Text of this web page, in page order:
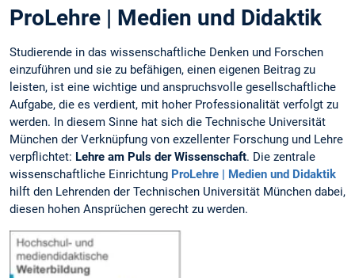
ProLehre | Medien und Didaktik
Studierende in das wissenschaftliche Denken und Forschen
einzuführen und sie zu befähigen, einen eigenen Beitrag zu
leisten, ist eine wichtige und anspruchsvolle gesellschaftliche
Aufgabe, die es verdient, mit hoher Professionalität verfolgt zu
werden. In diesem Sinne hat sich die Technische Universität
München der Verknüpfung von exzellenter Forschung und Lehre
verpflichtet: Lehre am Puls der Wissenschaft. Die zentrale
wissenschaftliche Einrichtung ProLehre | Medien und Didaktik
hilft den Lehrenden der Technischen Universität München dabei,
diesen hohen Ansprüchen gerecht zu werden.